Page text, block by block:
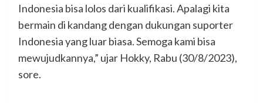
Indonesia bisa lolos dari kualifikasi. Apalagi kita
bermain di kandang dengan dukungan suporter
Indonesia yang luar biasa. Semoga kami bisa
mewujudkannya,” ujar Hokky, Rabu (30/8/2023),
sore.